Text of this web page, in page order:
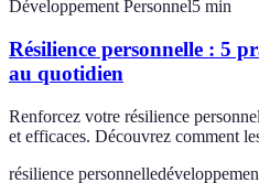
Développement Personnel5 min
Résilience personnelle : 5
au quotidien
Renforcez votre résilience
et efficaces. Découvrez comment
résilience personnelle